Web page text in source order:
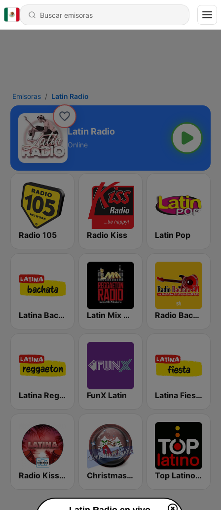
Emisoras Latin Radio
Latin Radio
Online
Radio 105 Radio Kiss Latin Pop
Latina Bachata Latin Mix Masters Reggaeton Radio Radio Bachata
Latina Reggaeton FunX Latin Latina Fiesta
Radio Kiss Kiss Latina Christmas Radio Top Latino Radio